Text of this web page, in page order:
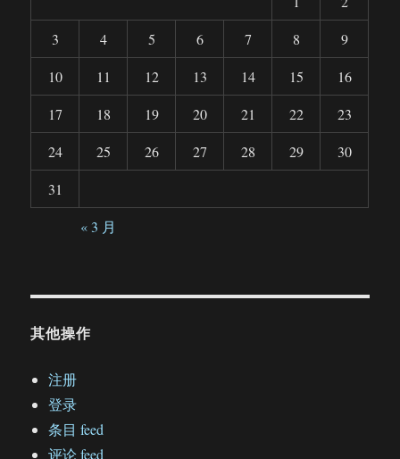
3
4 5 6 7 8
9
10
11 12 13 14 15
16
17
18 19 20 21 22
23
24
25 26 27 28 29
30
31
« 3 月
其他操作
注册
登录
条目 feed
评论 feed